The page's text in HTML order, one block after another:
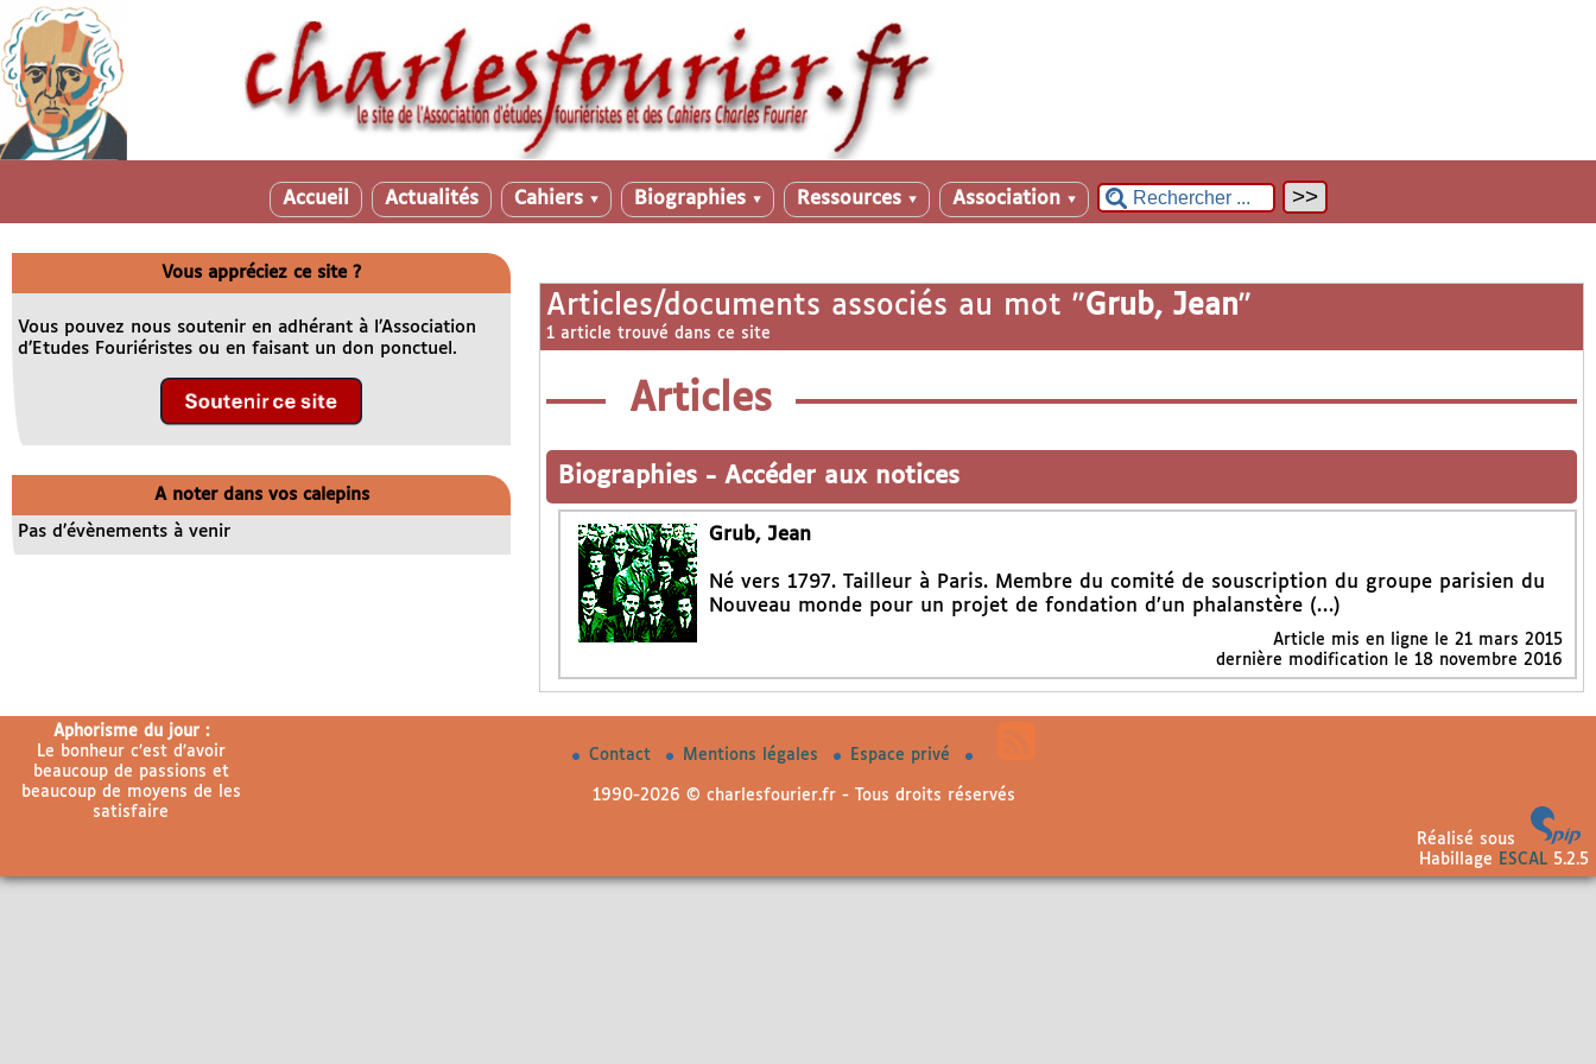
Accueil Actualités Cahiers ▼ Biographies ▼ Ressources ▼ Association ▼
Articles/documents associés au mot "Grub, Jean"
1 article trouvé dans ce site
Articles
Biographies - Accéder aux notices
Grub, Jean
Né vers 1797. Tailleur à Paris. Membre du comité de souscription du groupe parisien du
Nouveau monde pour un projet de fondation d’un phalanstère (…)
Article mis en ligne le 21 mars 2015
dernière modification le 18 novembre 2016
Vous appréciez ce site ?
Vous pouvez nous soutenir en adhérant à l’Association
d’Etudes Fouriéristes ou en faisant un don ponctuel.
A noter dans vos calepins
Pas d’évènements à venir
Aphorisme du jour :
Le bonheur c’est d’avoir
beaucoup de passions et
beaucoup de moyens de les
satisfaire
Contact Mentions légales Espace privé
1990-2026 © charlesfourier.fr - Tous droits réservés
Réalisé sous
Habillage
ESCAL5.2.5